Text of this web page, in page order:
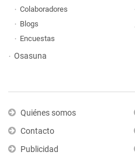
Colaboradores
Blogs
Encuestas
Osasuna
Quiénes somos
Contacto
Publicidad